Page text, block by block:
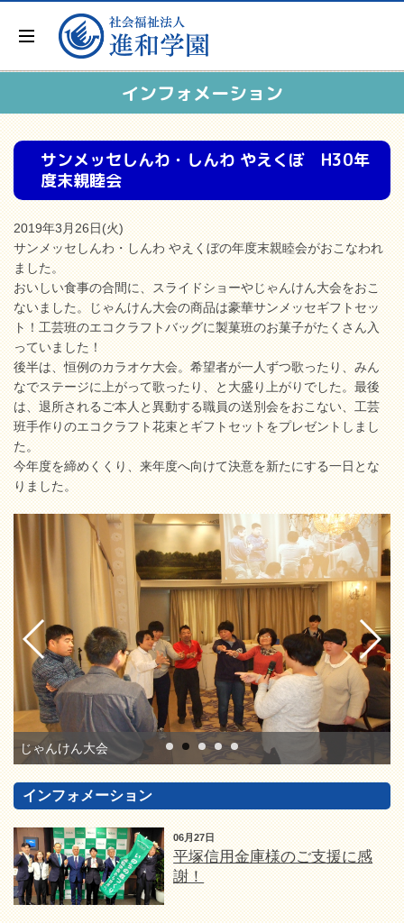
インフォメーション
サンメッセしんわ・しんわ やえくぼ H30年
度末親睦会
2019年3月26日(火)
サンメッセしんわ・しんわ やえくぼの年度末親睦会がおこなわれ
ました。
おいしい食事の合間に、スライドショーやじゃんけん大会をおこ
ないました。じゃんけん大会の商品は豪華サンメッセギフトセッ
ト！工芸班のエコクラフトバッグに製菓班のお菓子がたくさん入
っていました！
後半は、恒例のカラオケ大会。希望者が一人ずつ歌ったり、みん
なでステージに上がって歌ったり、と大盛り上がりでした。最後
は、退所されるご本人と異動する職員の送別会をおこない、工芸
班手作りのエコクラフト花束とギフトセットをプレゼントしまし
た。
今年度を締めくくり、来年度へ向けて決意を新たにする一日とな
りました。
じゃんけん大会
インフォメーション
06月27日
平塚信用金庫様のご支援に感
謝！